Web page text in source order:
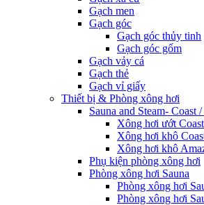
Gạch men
Gạch góc
Gạch góc thủy tinh
Gạch góc gốm
Gạch vảy cá
Gạch thẻ
Gạch vỉ giấy
Thiết bị & Phòng xông hơi
Sauna and Steam- Coast
Xông hơi ướt Coast
Xông hơi khô
Xông hơi khô
Phụ kiện phòng xông hơi
Phòng xông hơi Sauna
Phòng xông hơi
Phòng xông hơi